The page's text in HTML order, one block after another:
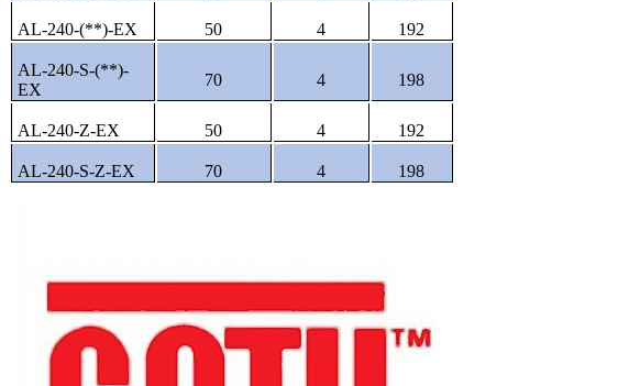
AL-240-(**)-EX 50 4 192
AL-240-S-(**)-
EX
70 4 198
AL-240-Z-EX 50 4 192
AL-240-S-Z-EX 70 4 198